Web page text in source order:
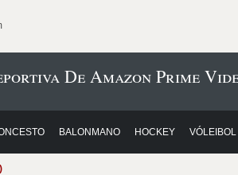
De Amazon Prime
BALONMANO HOCKEY VÓLEIBOL